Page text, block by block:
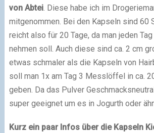
von Abtei. Diese habe ich im
mitgenommen. Bei den Kapseln sind 60
reicht also für 20 Tage, da man jeden
nehmen soll. Auch diese sind ca. 2 cm
etwas schmaler als die Kapseln von
soll man 1x am Tag 3 Messlöffel in ca.
geben. Da das Pulver
super geeignet um es in Jogurth oder
Kurz ein paar Infos über die Kapseln